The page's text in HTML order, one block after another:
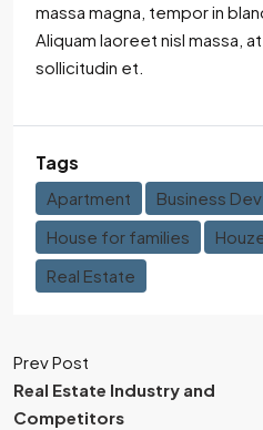
massa magna, tempor in
Aliquam laoreet nisl massa,
sollicitudin et.
Tags
Apartment
Business
House for families
Real Estate
Prev Post
Real Estate Industry and
Competitors